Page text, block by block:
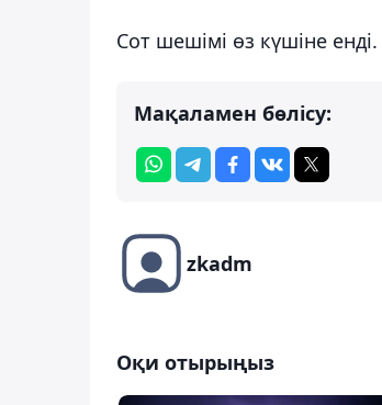
Сот шешімі өз күшіне енді.
Мақаламен бөлісу:
zkadm
Оқи отырыңыз